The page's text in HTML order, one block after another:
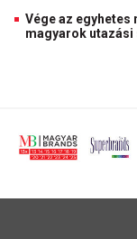
Vége az egyhetes
magyarok utazási